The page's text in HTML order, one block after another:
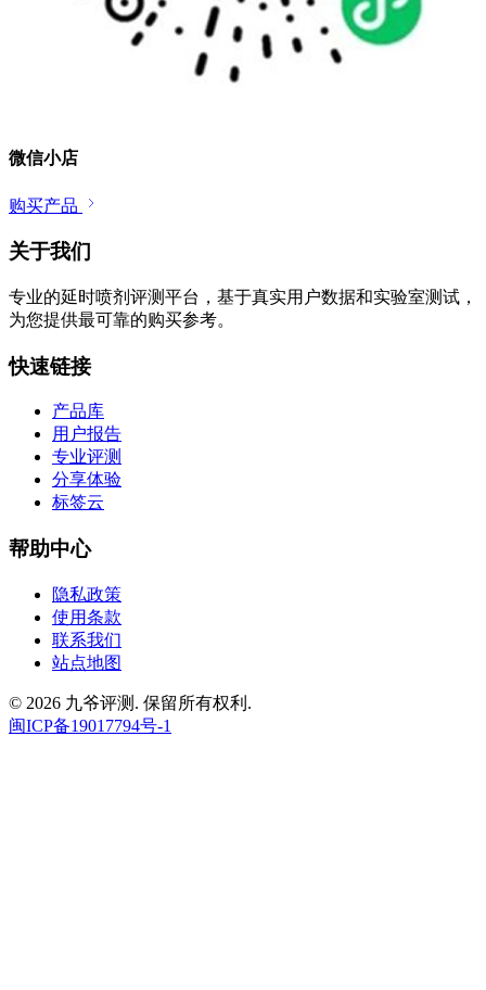
微信小店
购买产品
关于我们
专业的延时喷剂评测平台，基于真实用户数据和实验室测试，
为您提供最可靠的购买参考。
快速链接
产品库
用户报告
专业评测
分享体验
标签云
帮助中心
隐私政策
使用条款
联系我们
站点地图
© 2026 九爷评测. 保留所有权利.
闽ICP备19017794号-1